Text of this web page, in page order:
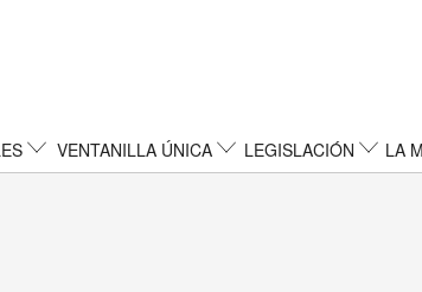
VENTANILLA ÚNICA LEGISLACIÓN LA